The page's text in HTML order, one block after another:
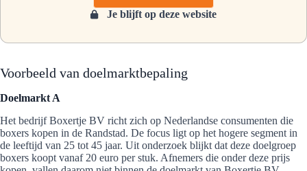
Je blijft op deze website
Voorbeeld van doelmarktbepaling
Doelmarkt A
Het bedrijf Boxertje BV richt zich op Nederlandse consumenten die
boxers kopen in de Randstad. De focus ligt op het hogere segment in
de leeftijd van 25 tot 45 jaar. Uit onderzoek blijkt dat deze doelgroep
boxers koopt vanaf 20 euro per stuk. Afnemers die onder deze prijs